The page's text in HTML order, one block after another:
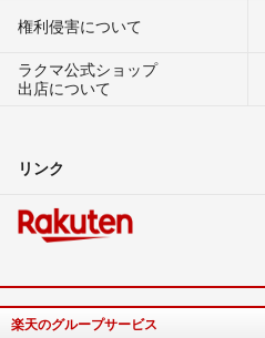
権利侵害について
ラクマ公式ショップ
出店について
リンク
楽天のグループサービス